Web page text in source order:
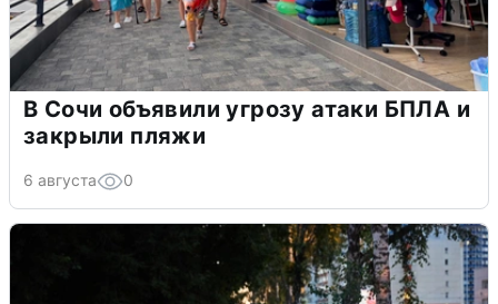
В Сочи объявили угрозу атаки БПЛА и
закрыли пляжи
6 августа 0